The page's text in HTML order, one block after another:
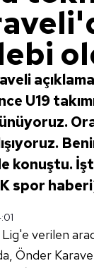
U19
konuştu.
spor
verilen
Önder